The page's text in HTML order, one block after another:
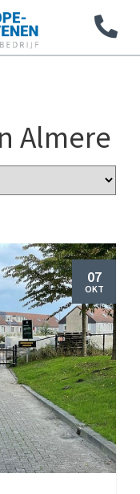
Almere
07
OKT